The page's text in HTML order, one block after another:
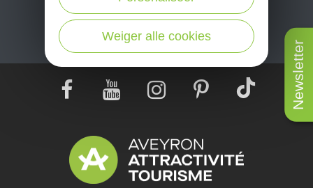
Newsletter
Je m'abonne ici
Weiger alle cookies